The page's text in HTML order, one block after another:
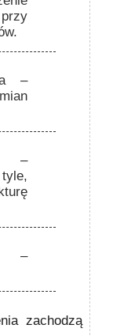
–
zachodzą